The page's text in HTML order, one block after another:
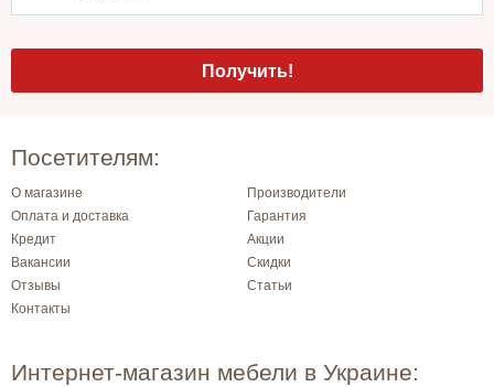
Посетителям:
О магазине
Производители
Оплата и доставка
Гарантия
Кредит
Акции
Вакансии
Скидки
Отзывы
Статьи
Контакты
Интернет-магазин мебели в Украине: